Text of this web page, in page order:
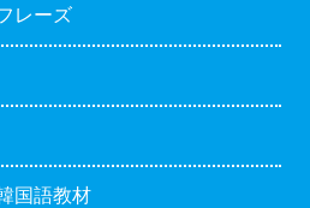
レーズ
国語教材